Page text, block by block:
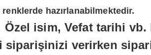
hazırlanabilmektedir.
isim, Vefat tarihi vb.
verirken